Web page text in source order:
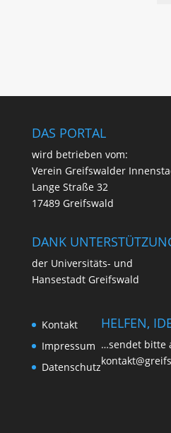
DAS PORTAL
wird betrie­ben vom:
Ver­ein Greifs­wal­der
Lan­ge Stra­ße 32
17489 Greifswald
DANK
der Uni­ver­si­täts- und
Han­se­stadt Greifswald
Kon­takt
Impres­sum
Daten­schutz
HELFEN,
…sen­det bit­te